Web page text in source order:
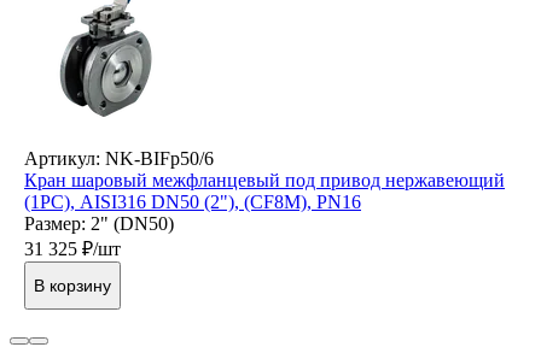
Артикул: NK-BIFp50/6
Кран шаровый межфланцевый под привод нержавеющий
(1PC), AISI316 DN50 (2"), (CF8М), PN16
Размер: 2" (DN50)
31 325 ₽/шт
В корзину